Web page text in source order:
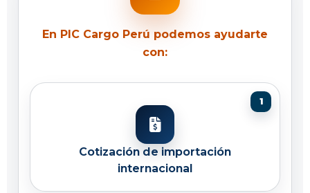
En PIC Cargo Perú podemos ayudarte
con:
Cotización de importación
internacional